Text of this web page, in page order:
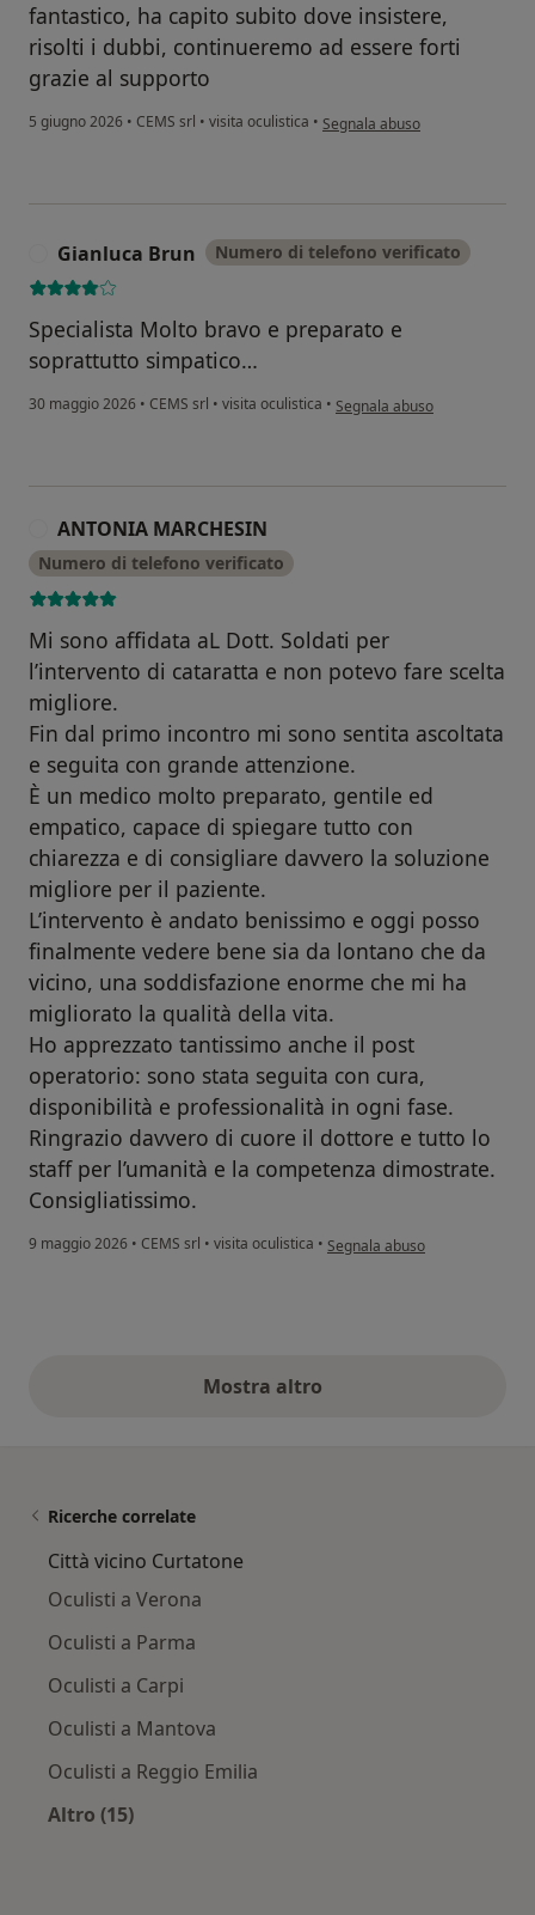
fantastico, ha capito subito dove insistere,
risolti i dubbi, continueremo ad essere forti
grazie al supporto
5 giugno 2026 • CEMS srl • visita oculistica • secondo l'opinione dell'utente
Segnala abuso
Gianluca Brun Numero di telefono verificato
Specialista Molto bravo e preparato e
soprattutto simpatico…
30 maggio 2026 • CEMS srl • visita oculistica • secondo l'opinione
Segnala abuso
ANTONIA MARCHESIN
Numero di telefono verificato
Mi sono affidata aL Dott. Soldati per
l’intervento di cataratta e non potevo fare scelta
migliore.
Fin dal primo incontro mi sono sentita ascoltata
e seguita con grande attenzione.
È un medico molto preparato, gentile ed
empatico, capace di spiegare tutto con
chiarezza e di consigliare davvero la soluzione
migliore per il paziente.
L’intervento è andato benissimo e oggi posso
finalmente vedere bene sia da lontano che da
vicino, una soddisfazione enorme che mi ha
migliorato la qualità della vita.
Ho apprezzato tantissimo anche il post
operatorio: sono stata seguita con cura,
disponibilità e professionalità in ogni fase.
Ringrazio davvero di cuore il dottore e tutto lo
staff per l’umanità e la competenza dimostrate.
Consigliatissimo.
9 maggio 2026 • CEMS srl • visita oculistica • secondo l'opinione dell'utente
Segnala abuso
Mostra altroopinioni di cui sopra
Ricerche correlate
Città vicino Curtatone
Oculisti a Verona
Oculisti a Parma
Oculisti a Carpi
Oculisti a Mantova
Oculisti a Reggio Emilia
Altro (15)